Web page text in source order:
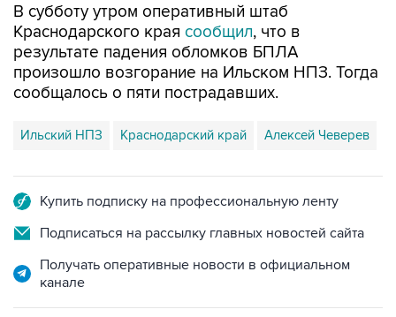
В субботу утром оперативный штаб
Краснодарского края сообщил, что в
результате падения обломков БПЛА
произошло возгорание на Ильском НПЗ. Тогда
сообщалось о пяти пострадавших.
Ильский НПЗ Краснодарский край Алексей Чеверев
Купить подписку на профессиональную ленту
Подписаться на рассылку главных новостей сайта
Получать оперативные новости в официальном
канале